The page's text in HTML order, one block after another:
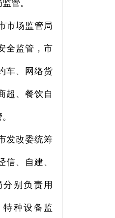
管。
市场监管局
全监管，市
车、网络货
超、餐饮自
发改委统筹
信、自建、
别负责用
种设备监